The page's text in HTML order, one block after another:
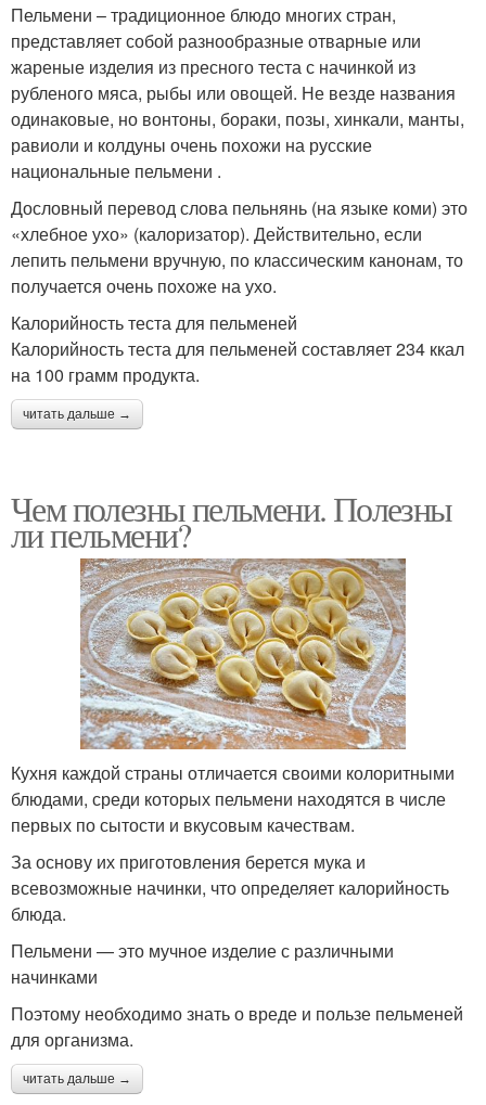
Пельмени – традиционное блюдо многих стран,
представляет собой разнообразные отварные или
жареные изделия из пресного теста с начинкой из
рубленого мяса, рыбы или овощей. Не везде названия
одинаковые, но вонтоны, бораки, позы, хинкали, манты,
равиоли и колдуны очень похожи на русские
национальные пельмени .
Дословный перевод слова пельнянь (на языке коми) это
«хлебное ухо» (калоризатор). Действительно, если
лепить пельмени вручную, по классическим канонам, то
получается очень похоже на ухо.
Калорийность теста для пельменей
Калорийность теста для пельменей составляет 234 ккал
на 100 грамм продукта.
читать дальше →
Чем полезны пельмени. Полезны
ли пельмени?
Кухня каждой страны отличается своими колоритными
блюдами, среди которых пельмени находятся в числе
первых по сытости и вкусовым качествам.
За основу их приготовления берется мука и
всевозможные начинки, что определяет калорийность
блюда.
Пельмени — это мучное изделие с различными
начинками
Поэтому необходимо знать о вреде и пользе пельменей
для организма.
читать дальше →